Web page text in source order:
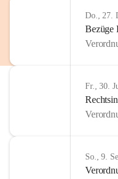
Do., 27.
Bezüge
Fr., 30.
So., 9.